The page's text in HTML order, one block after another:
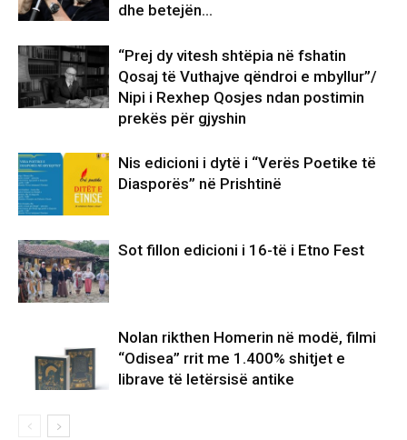
dhe betejën…
“Prej dy vitesh shtëpia në fshatin
Qosaj të Vuthajve qëndroi e mbyllur”/
Nipi i Rexhep Qosjes ndan postimin
prekës për gjyshin
Nis edicioni i dytë i “Verës Poetike të
Diasporës” në Prishtinë
Sot fillon edicioni i 16-të i Etno Fest
Nolan rikthen Homerin në modë, filmi
“Odisea” rrit me 1.400% shitjet e
librave të letërsisë antike